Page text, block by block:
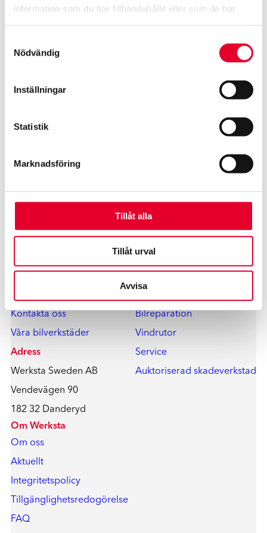
information som du har tillhandahållit eller som de har
Nödvändig
Inställningar
Statistik
Marknadsföring
Tillåt alla
Tillåt urval
Avvisa
Boka besiktning idag
Kontakt
Kontakta oss
Våra bilverkstäder
Adress
Werksta Sweden AB
Vendevägen 90
182 32 Danderyd
Våra tjänster
Bilreparation
Vindrutor
Service
Auktoriserad skadeverkstad
Om Werksta
Om oss
Aktuellt
Integritetspolicy
Tillgänglighetsredogörelse
FAQ